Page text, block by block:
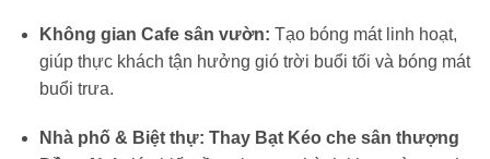
Không gian Cafe sân vườn: Tạo bóng mát linh hoạt,
giúp thực khách tận hưởng gió trời buổi tối và bóng mát
buổi trưa.
Nhà phố & Biệt thự: Thay Bạt Kéo che sân thượng